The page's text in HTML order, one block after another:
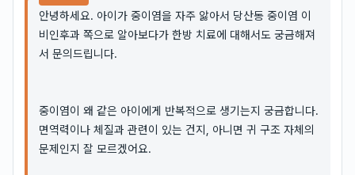
안녕하세요. 아이가 중이염을 자주 앓아서 당산동 중이염 이
비인후과 쪽으로 알아보다가 한방 치료에 대해서도 궁금해져
서 문의드립니다.
중이염이 왜 같은 아이에게 반복적으로 생기는지 궁금합니다.
면역력이나 체질과 관련이 있는 건지, 아니면 귀 구조 자체의
문제인지 잘 모르겠어요.